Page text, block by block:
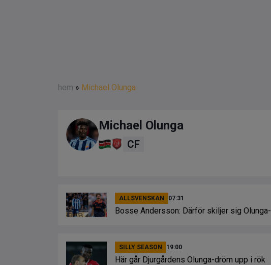
hem » Michael Olunga
Michael Olunga
CF
ALLSVENSKAN 07:31
Bosse Andersson: Därför skiljer sig
SILLY SEASON 19:00
Här går Djurgårdens Olunga-dröm upp i rök